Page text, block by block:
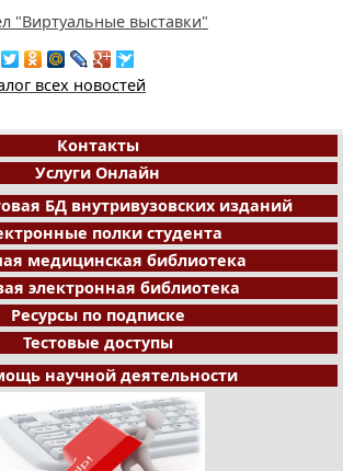
"Виртуальные выставки"
всех новостей
Контакты
Услуги Онлайн
БД внутривузовских изданий
полки студента
медицинская библиотека
электронная библиотека
Ресурсы по подписке
Тестовые доступы
научной деятельности